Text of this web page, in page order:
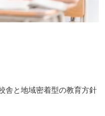
舎と地域密着型の教育方針